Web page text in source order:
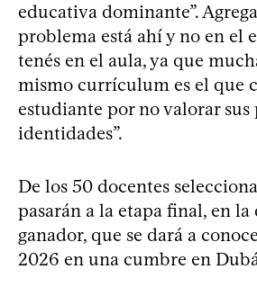
educativa dominante”.
problema está ahí y no en el
tenés en el aula, ya que
mismo currículum es el que
estudiante por no valorar sus
identidades”.
De los 50 docentes
pasarán a la etapa final, en la
ganador, que se dará a
2026 en una cumbre en